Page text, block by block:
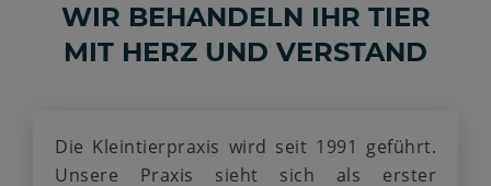
WIR BEHANDELN IHR TIER
MIT HERZ UND VERSTAND
Die Kleintierpraxis wird seit 1991 geführt.
Unsere Praxis sieht sich als erster